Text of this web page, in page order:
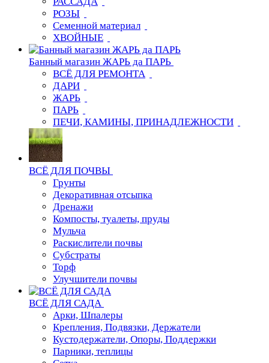
РОЗЫ
Семенной материал
ХВОЙНЫЕ
Банный магазин ЖАРЬ да ПАРЬ
ВСЁ ДЛЯ РЕМОНТА
ДАРИ
ЖАРЬ
ПАРЬ
ПЕЧИ, КАМИНЫ, ПРИНАДЛЕЖНОСТИ
ВСЁ ДЛЯ ПОЧВЫ
Грунты
Декоративная отсыпка
Дренажи
Компосты, туалеты, пруды
Мульча
Раскислители почвы
Субстраты
Торф
Улучшители почвы
ВСЁ ДЛЯ САДА
Арки, Шпалеры
Крепления, Подвязки, Держатели
Кустодержатели, Опоры, Поддержки
Парники, теплицы